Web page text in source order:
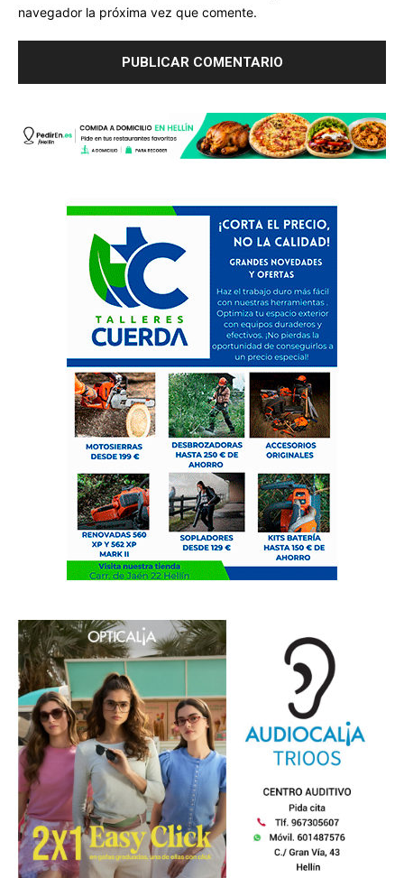
navegador la próxima vez que comente.